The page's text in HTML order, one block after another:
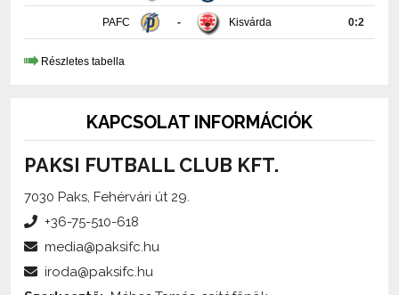
Részletes tabella
PAKSI FUTBALL CLUB KFT.
7030 Paks, Fehérvári út 29.